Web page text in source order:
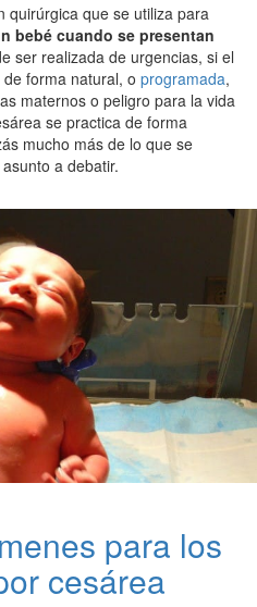
quirúrgica que se utiliza para
bebé cuando se presentan
ser realizada de urgencias, si el
forma natural, o programada,
maternos o peligro para la vida
se practica de forma
mucho más de lo que se
a debatir.
para los
cesárea